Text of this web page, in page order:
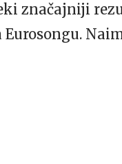
značajniji